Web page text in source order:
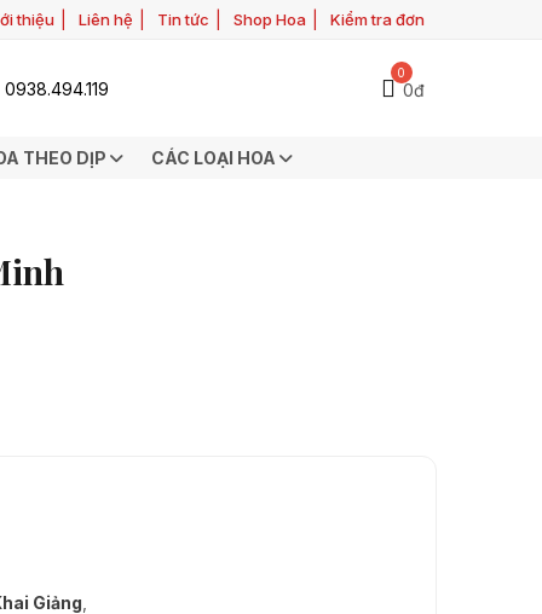
thiệu Liên hệ Tin tức Shop Hoa Kiểm tra đơn
0938.494.119
0
0đ
THEO DỊP CÁC LOẠI HOA
Giảng